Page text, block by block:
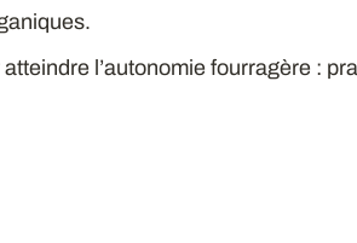
l’autonomie fourragère :